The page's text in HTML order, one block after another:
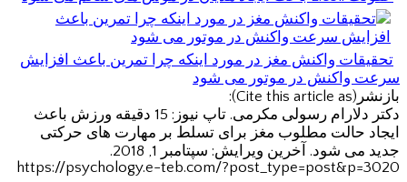
تحقیقات واکنش مغز در مورد اینکه چرا تمرین باعث افزایش
سرعت واکنش در موتور می شود
بازنشر(Cite this article as):
دکتر دلارام رسولی مکرمی. تاپ نیوز: 15 دقیقه ورزش باعث
ایجاد حالت مطلوب مغز برای تسلط بر مهارت های حرکتی
جدید می شود. آخرین ویرایش: سپتامبر 1, 2018.
https://psychology.e-teb.com/?post_type=post&p=3020